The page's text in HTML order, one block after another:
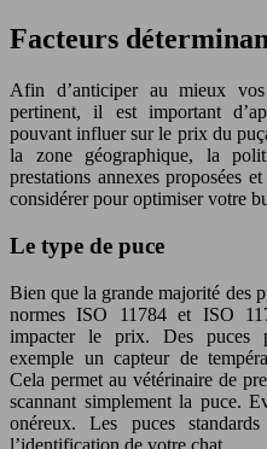
Facteurs
Afin d’anticiper au mieux
pertinent, il est important
pouvant influer sur le prix du
la zone géographique, la
prestations annexes proposées
considérer pour optimiser votre
Le type de puce
Bien que la grande majorité des
normes ISO 11784 et ISO
impacter le prix. Des puces
exemple un capteur de
Cela permet au vétérinaire de
scannant simplement la puce.
onéreux. Les puces
l’identification de votre chat.